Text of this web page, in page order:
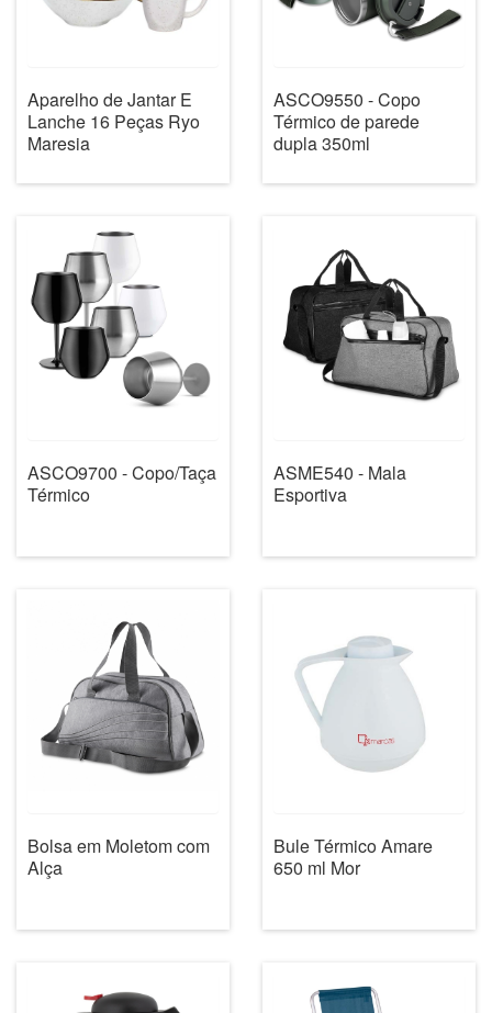
Aparelho de Jantar E
Lanche 16 Peças Ryo
Maresia
ASCO9550 - Copo
Térmico de parede
dupla 350ml
ASCO9700 - Copo/Taça
Térmico
ASME540 - Mala
Esportiva
Bolsa em Moletom com
Alça
Bule Térmico Amare
650 ml Mor